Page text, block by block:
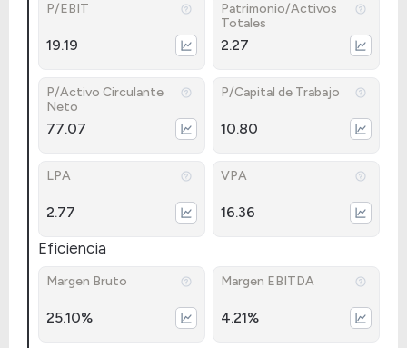
P/EBIT
19.19
Patrimonio/Activos
Totales
2.27
P/Activo Circulante
Neto
77.07
P/Capital de Trabajo
10.80
LPA
2.77
VPA
16.36
Eficiencia
Margen Bruto
25.10%
Margen EBITDA
4.21%